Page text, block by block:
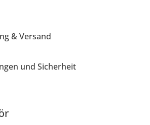
& Versand
und Sicherheit